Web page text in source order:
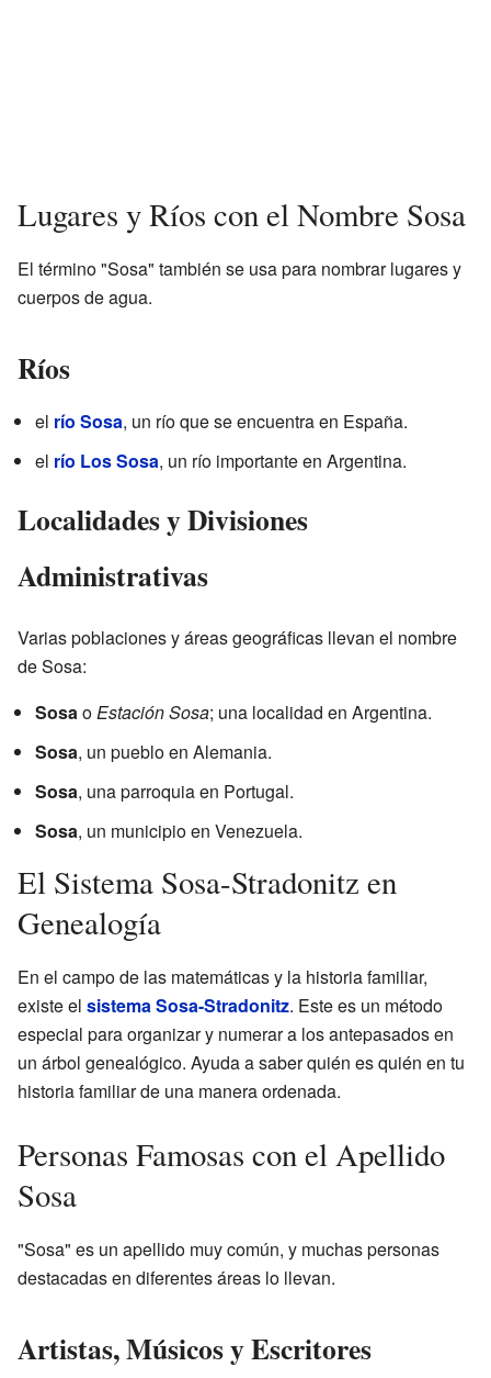
Lugares y Ríos con el Nombre Sosa
El término "Sosa" también se usa para nombrar lugares y
cuerpos de agua.
Ríos
el río Sosa, un río que se encuentra en España.
el río Los Sosa, un río importante en Argentina.
Localidades y Divisiones
Administrativas
Varias poblaciones y áreas geográficas llevan el nombre
de Sosa:
SosaoEstación Sosa; una localidad en Argentina.
Sosa, un pueblo en Alemania.
Sosa, una parroquia en Portugal.
Sosa, un municipio en Venezuela.
El Sistema Sosa-Stradonitz en
Genealogía
En el campo de las matemáticas y la historia familiar,
existe el sistema Sosa-Stradonitz. Este es un método
especial para organizar y numerar a los antepasados en
un árbol genealógico. Ayuda a saber quién es quién en tu
historia familiar de una manera ordenada.
Personas Famosas con el Apellido
Sosa
"Sosa" es un apellido muy común, y muchas personas
destacadas en diferentes áreas lo llevan.
Artistas, Músicos y Escritores